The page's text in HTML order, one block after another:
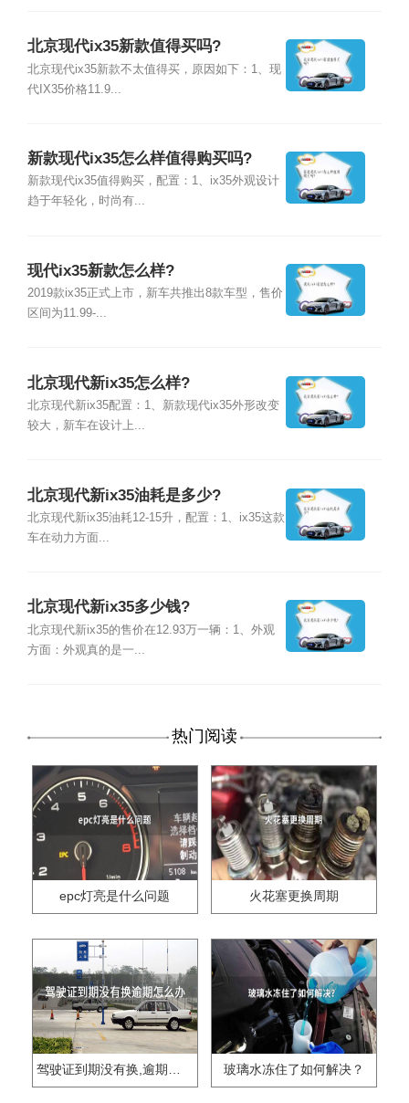
北京现代ix35新款值得买吗?
北京现代ix35新款不太值得买，原因如下：1、现
代IX35价格11.9...
新款现代ix35怎么样值得购买吗?
新款现代ix35值得购买，配置：1、ix35外观设计
趋于年轻化，时尚有...
现代ix35新款怎么样?
2019款ix35正式上市，新车共推出8款车型，售价
区间为11.99-...
北京现代新ix35怎么样?
北京现代新ix35配置：1、新款现代ix35外形改变
较大，新车在设计上...
北京现代新ix35油耗是多少?
北京现代新ix35油耗12-15升，配置：1、ix35这款
车在动力方面...
北京现代新ix35多少钱?
北京现代新ix35的售价在12.93万一辆：1、外观
方面：外观真的是一...
热门阅读
epc灯亮是什么问题 火花塞更换周期
玻璃水冻住了如何解决？